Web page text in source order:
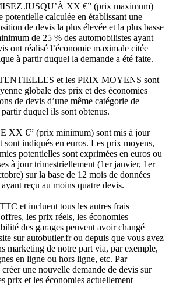
JUSQU’À XX €” (prix maximum)
potentielle calculée en établissant une
de devis la plus élevée et la plus basse
de 25 % des automobilistes ayant
ont réalisé l’économie maximale citée
à partir duquel la demande a été faite.
et les PRIX MOYENS sont
globale des prix et des économies
de devis d’une même catégorie de
duquel ils sont obtenus.
XX €” (prix minimum) sont mis à jour
sont indiqués en euros. Les prix moyens,
potentielles sont exprimées en euros ou
à jour trimestriellement (1er janvier, 1er
sur la base de 12 mois de données
reçu au moins quatre devis.
et incluent tous les autres frais
les prix réels, les économies
des garages peuvent avoir changé
sur autobutler.fr ou depuis que vous avez
marketing de notre part via, par exemple,
en ligne ou hors ligne, etc. Par
une nouvelle demande de devis sur
prix et les économies actuellement